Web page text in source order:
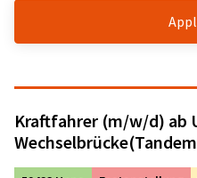
Kraftfahrer (m/w/d) ab